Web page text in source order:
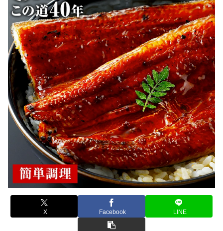
X Facebook LINE